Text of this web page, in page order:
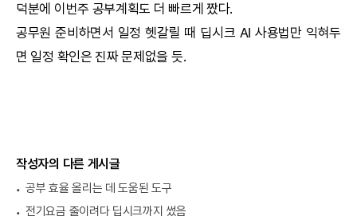
덕분에 이번주 공부계획도 더 빠르게 짰다.
공무원 준비하면서 일정 헷갈릴 때 딥시크 AI 사용법만 익혀두
면 일정 확인은 진짜 문제없을 듯.
작성자의 다른 게시글
공부 효율 올리는 데 도움된 도구
전기요금 줄이려다 딥시크까지 썼음